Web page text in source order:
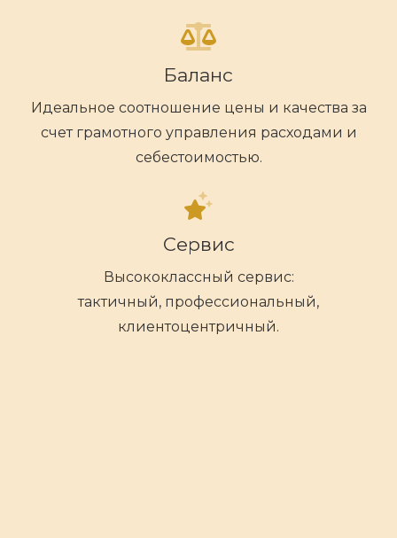
Баланс
Идеальное соотношение цены и качества за
счет грамотного управления расходами и
себестоимостью.
Сервис
Высококлассный сервис:
тактичный, профессиональный,
клиентоцентричный.